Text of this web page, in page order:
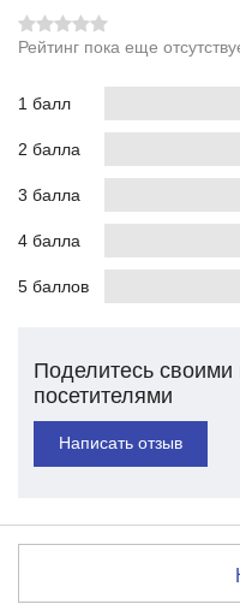
Рейтинг пока еще
1 балл
2 балла
3 балла
4 балла
5 баллов
Поделитесь
посетителями
Написать отзыв